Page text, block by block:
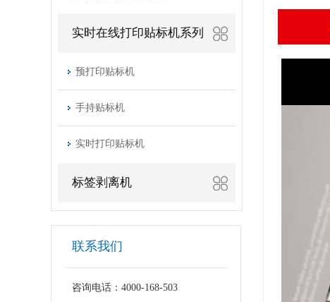
实时在线打印贴标机系列
预打印贴标机
手持贴标机
实时打印贴标机
标签剥离机
联系我们
咨询电话：4000-168-503